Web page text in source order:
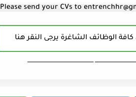
Please send your CVs to
كافة الوظائف الشاغرة يرجى النقر هنا
ـــــــــــــــــــــــــــــــــــــــــــــــــــــــــــــــــــ